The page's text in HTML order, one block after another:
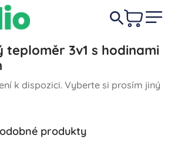
teploměr 3v1 s hodinami
k dispozici. Vyberte si prosím jiný
produkty